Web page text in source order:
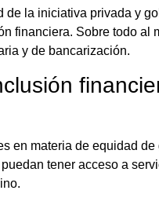
de la iniciativa privada y
financiera. Sobre todo al
y de bancarización.
en materia de equidad de
tener acceso a